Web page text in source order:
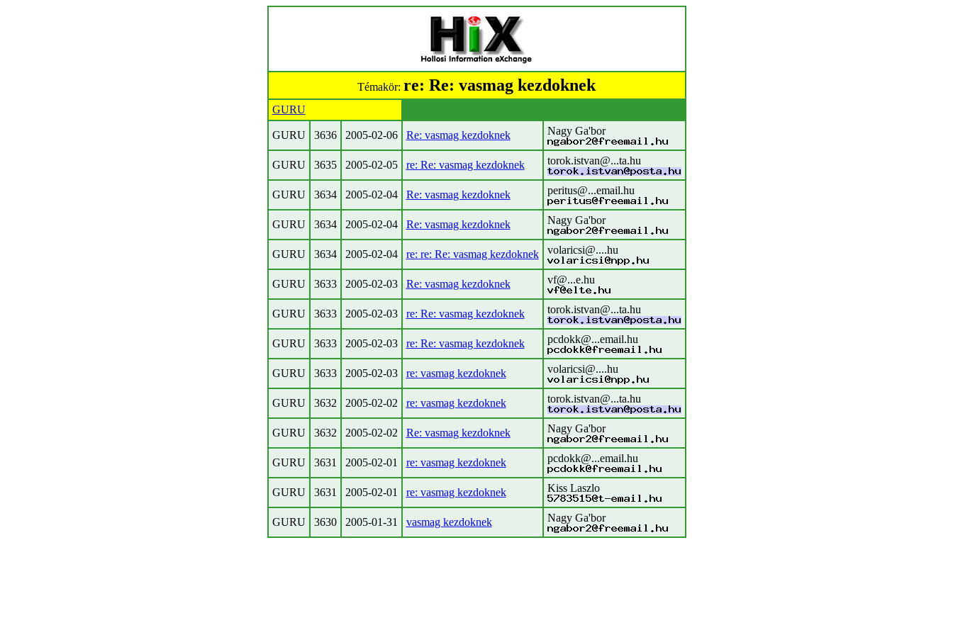
Témakör: re: Re: vasmag kezdoknek
GURU
GURU 3636 2005-02-06 Re: vasmag kezdoknek Nagy Ga'bor
GURU 3635 2005-02-05 re: Re: vasmag kezdoknek torok.istvan@...ta.hu
GURU 3634 2005-02-04 Re: vasmag kezdoknek peritus@...email.hu
GURU 3634 2005-02-04 Re: vasmag kezdoknek Nagy Ga'bor
GURU 3634 2005-02-04 re: re: Re: vasmag kezdoknek volaricsi@....hu
GURU 3633 2005-02-03 Re: vasmag kezdoknek vf@...e.hu
GURU 3633 2005-02-03 re: Re: vasmag kezdoknek torok.istvan@...ta.hu
GURU 3633 2005-02-03 re: Re: vasmag kezdoknek pcdokk@...email.hu
GURU 3633 2005-02-03 re: vasmag kezdoknek volaricsi@....hu
GURU 3632 2005-02-02 re: vasmag kezdoknek torok.istvan@...ta.hu
GURU 3632 2005-02-02 Re: vasmag kezdoknek Nagy Ga'bor
GURU 3631 2005-02-01 re: vasmag kezdoknek pcdokk@...email.hu
GURU 3631 2005-02-01 re: vasmag kezdoknek Kiss Laszlo
GURU 3630 2005-01-31 vasmag kezdoknek Nagy Ga'bor